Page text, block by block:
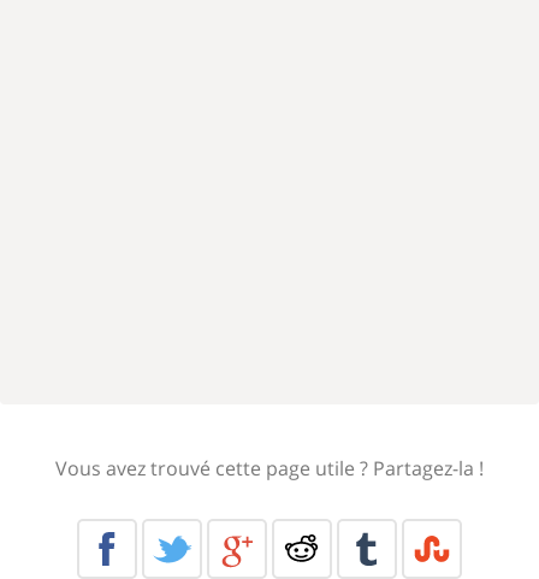
Vous avez trouvé cette page utile ? Partagez-la !